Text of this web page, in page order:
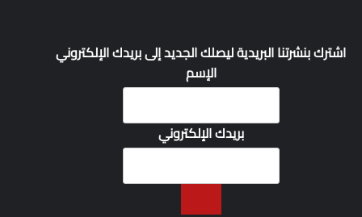
اشترك بنشرتنا البريدية ليصلك الجديد إلى بريدك الإلكتروني
الإسم
بريدك الإلكتروني